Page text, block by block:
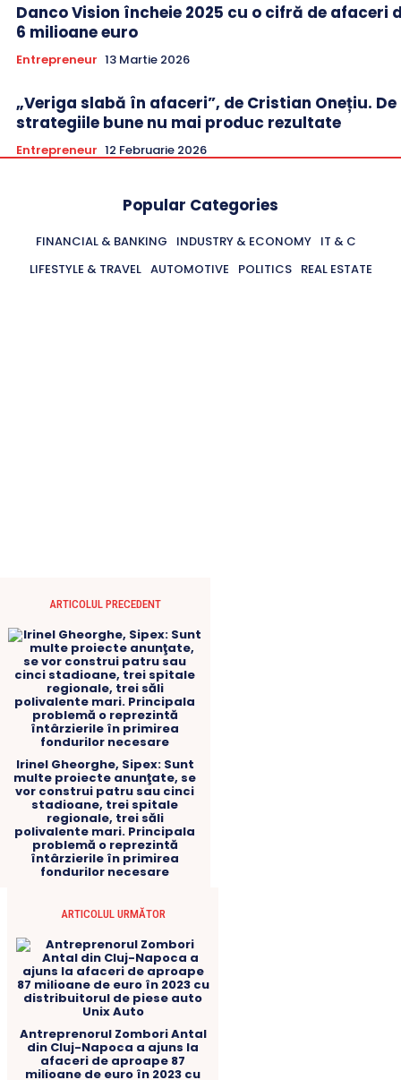
Danco Vision încheie 2025 cu o cifră de afaceri
6 milioane euro
Entrepreneur 13 Martie 2026
„Veriga slabă în afaceri”, de Cristian Onețiu. De
strategiile bune nu mai produc rezultate
Entrepreneur 12 Februarie 2026
Popular Categories
FINANCIAL & BANKING INDUSTRY & ECONOMY IT & C
LIFESTYLE & TRAVEL AUTOMOTIVE POLITICS REAL ESTATE
ARTICOLUL PRECEDENT
Irinel Gheorghe, Sipex: Sunt
multe proiecte anunţate, se
vor construi patru sau cinci
stadioane, trei spitale
regionale, trei săli
polivalente mari. Principala
problemă o reprezintă
întârzierile în primirea
fondurilor necesare
ARTICOLUL URMĂTOR
Antreprenorul Zombori Antal
din Cluj-Napoca a ajuns la
afaceri de aproape 87
milioane de euro în 2023 cu